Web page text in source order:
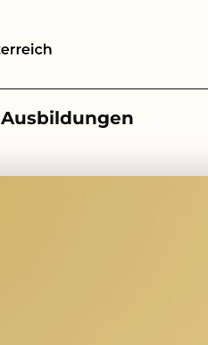
Ausbildungen